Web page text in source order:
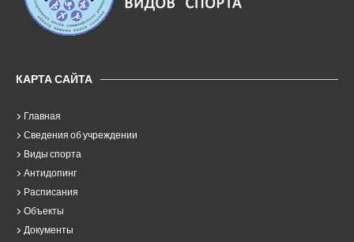
КАРТА САЙТА
Главная
Сведения об учреждении
Виды спорта
Антидопинг
Расписания
Объекты
Документы